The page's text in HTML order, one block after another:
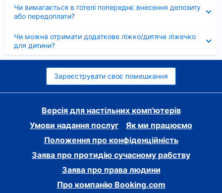
Чи вимагається в готелі попереднє внесення депозиту
або передоплати?
Чи можна отримати додаткове ліжко/дитяче ліжечко
для дитини?
Зареєструвати своє помешкання
Версія для настільних комп'ютерів
Умови надання послуг
Як ми працюємо
Положення про конфіденційність
Заява про протидію сучасному рабству
Заява про права людини
Про компанію Booking.com